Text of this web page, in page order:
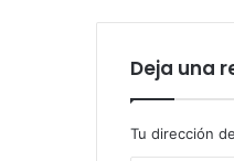
Deja una
Tu dirección